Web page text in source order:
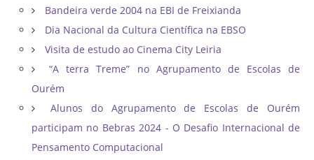
Bandeira verde 2004 na EBI de Freixianda
Dia Nacional da Cultura Científica na EBSO
Visita de estudo ao Cinema City Leiria
“A terra Treme” no Agrupamento de Escolas de
Ourém
Alunos do Agrupamento de Escolas de Ourém
participam no Bebras 2024 - O Desafio Internacional de
Pensamento Computacional